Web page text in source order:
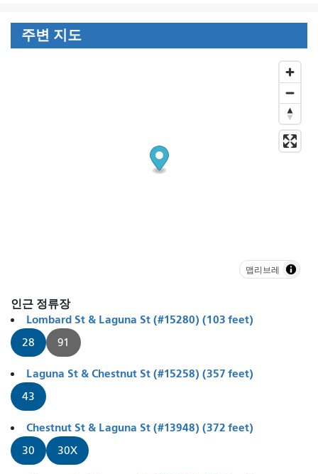
주변 지도
맵리브레
인근 정류장
Lombard St & Laguna St (#15280) (103 feet)
28 91
Laguna St & Chestnut St (#15258) (357 feet)
43
Chestnut St & Laguna St (#13948) (372 feet)
30 30X